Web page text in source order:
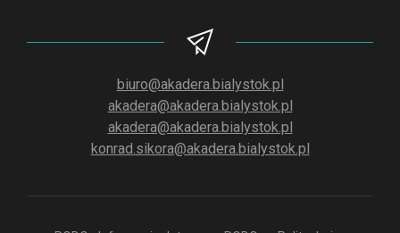
biuro@akadera.bialystok.pl
akadera@akadera.bialystok.pl
akadera@akadera.bialystok.pl
konrad.sikora@akadera.bialystok.pl